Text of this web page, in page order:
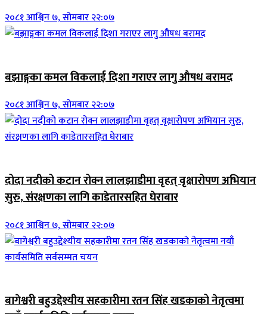
२०८१ आश्विन ७, सोमबार २२:०७
बझाङ्गका कमल विकलाई दिशा गराएर लागु औषध बरामद
२०८१ आश्विन ७, सोमबार २२:०७
दोदा नदीको कटान रोक्न लालझाडीमा वृहत् वृक्षारोपण अभियान
सुरु, संरक्षणका लागि काडेतारसहित घेराबार
२०८१ आश्विन ७, सोमबार २२:०७
बागेश्वरी बहुउद्देश्यीय सहकारीमा रतन सिंह खडकाको नेतृत्वमा